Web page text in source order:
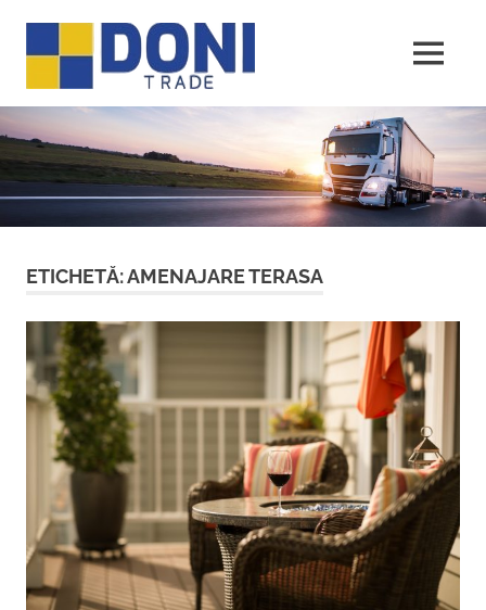
conținut
MENU
ETICHETĂ:AMENAJARE TERASA